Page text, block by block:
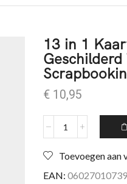
13 in 1
Geschilderd
€ 10,95
Toevoegen aan
EAN: